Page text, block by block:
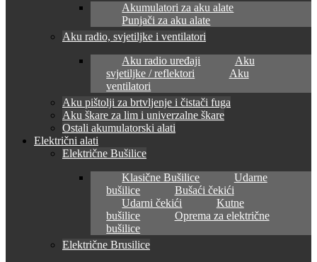
Akumulatori za aku alate
Punjači za aku alate
Aku radio, svjetiljke i ventilatori
Aku radio uređaji
Aku
svjetiljke / reflektori
Aku
ventilatori
Aku pištolji za brtvljenje i čistači fuga
Aku škare za lim i univerzalne škare
Ostali akumulatorski alati
Električni alati
Električne Bušilice
Klasične Bušilice
Udarne
bušilice
Bušaći čekići
Udarni čekići
Kutne
bušilice
Oprema za električne
bušilice
Električne Brusilice